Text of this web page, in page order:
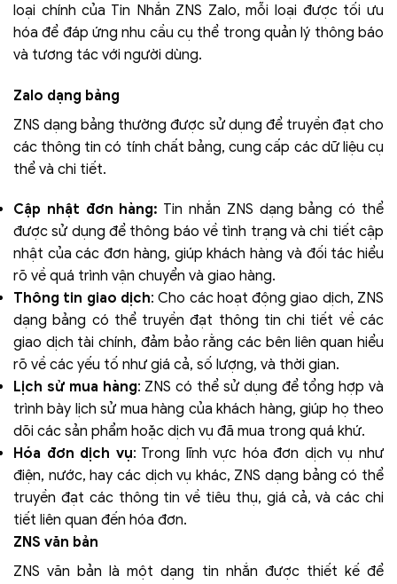
loại chính của Tin Nhắn ZNS Zalo, mỗi loại được tối ưu
hóa để đáp ứng nhu cầu cụ thể trong quản lý thông báo
và tương tác với người dùng.
Zalo dạng bảng
ZNS dạng bảng thường được sử dụng để truyền đạt cho
các thông tin có tính chất bảng, cung cấp các dữ liệu cụ
thể và chi tiết.
Cập nhật đơn hàng: Tin nhắn ZNS dạng bảng có thể
được sử dụng để thông báo về tình trạng và chi tiết cập
nhật của các đơn hàng, giúp khách hàng và đối tác hiểu
rõ về quá trình vận chuyển và giao hàng.
Thông tin giao dịch: Cho các hoạt động giao dịch, ZNS
dạng bảng có thể truyền đạt thông tin chi tiết về các
giao dịch tài chính, đảm bảo rằng các bên liên quan hiểu
rõ về các yếu tố như giá cả, số lượng, và thời gian.
Lịch sử mua hàng: ZNS có thể sử dụng để tổng hợp và
trình bày lịch sử mua hàng của khách hàng, giúp họ theo
dõi các sản phẩm hoặc dịch vụ đã mua trong quá khứ.
Hóa đơn dịch vụ: Trong lĩnh vực hóa đơn dịch vụ như
điện, nước, hay các dịch vụ khác, ZNS dạng bảng có thể
truyền đạt các thông tin về tiêu thụ, giá cả, và các chi
tiết liên quan đến hóa đơn.
ZNS văn bản
ZNS văn bản là một dạng tin nhắn được thiết kế để